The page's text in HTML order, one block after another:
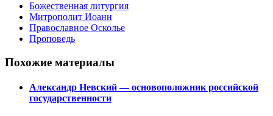
Божественная литургия
Митрополит Иоанн
Православное Осколье
Проповедь
Похожие материалы
Александр Невский — основоположник российской
государственности